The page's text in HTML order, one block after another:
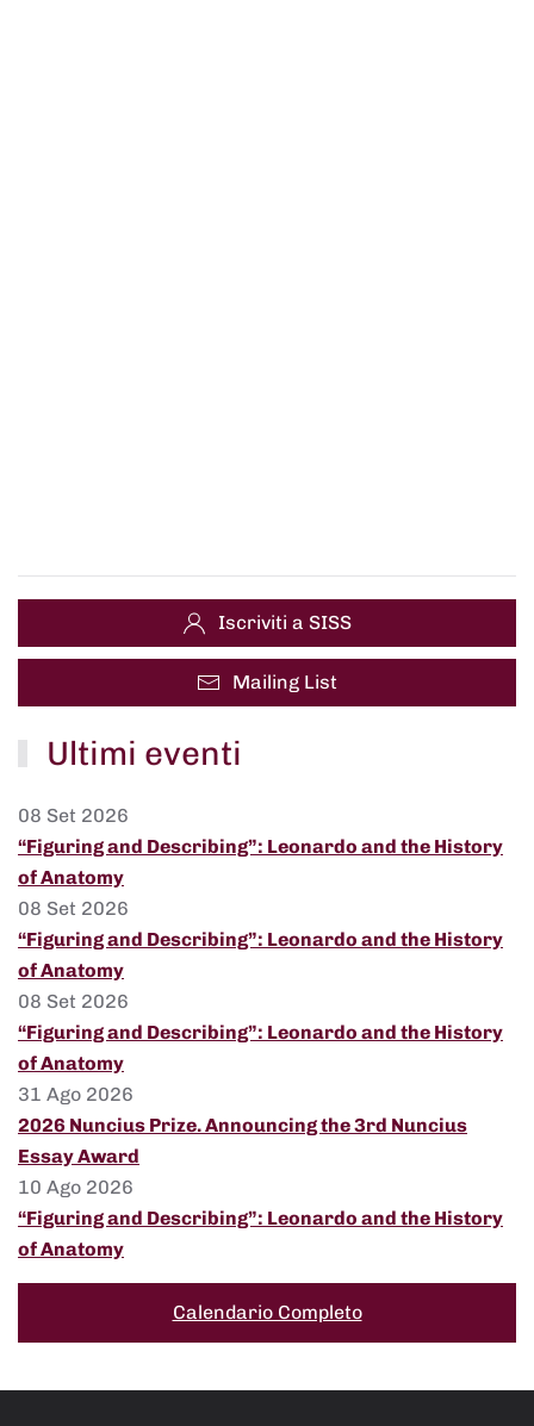
Iscriviti a SISS
Mailing List
Ultimi eventi
08 Set 2026
“Figuring and Describing”: Leonardo and the History
of Anatomy
08 Set 2026
“Figuring and Describing”: Leonardo and the History
of Anatomy
08 Set 2026
“Figuring and Describing”: Leonardo and the History
of Anatomy
31 Ago 2026
2026 Nuncius Prize. Announcing the 3rd Nuncius
Essay Award
10 Ago 2026
“Figuring and Describing”: Leonardo and the History
of Anatomy
Calendario Completo